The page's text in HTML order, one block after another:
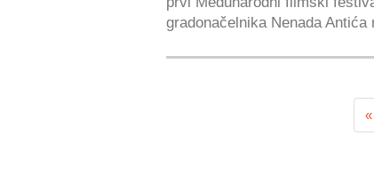
gradonačelnika Nenada Antića